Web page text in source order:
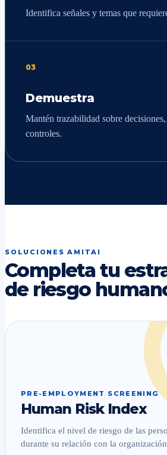
Identifica señales y temas que
03
Demuestra
Mantén trazabilidad sobre
controles.
SOLUCIONES AMITAI
Completa tu
de riesgo
PRE-EMPLOYMENT SCREENING
Human Risk Index
Identifica el nivel de riesgo de las
durante su relación con la